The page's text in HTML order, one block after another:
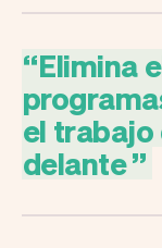
“Elimina
el trabajo
delante”